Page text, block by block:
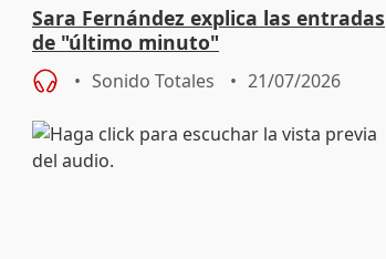
Sara Fernández explica las entradas
de "último minuto"
Sonido Totales 21/07/2026